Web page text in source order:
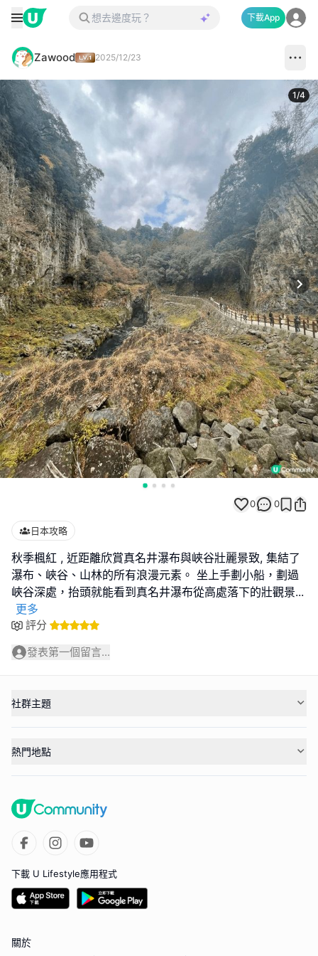
下載App
Zawood 2025/12/23
1/4
0 0
日本攻略
秋季楓紅 , 近距離欣賞真名井瀑布與峽谷壯麗景致, 集結了
瀑布、峽谷、山林的所有浪漫元素。 坐上手劃小船，劃過
峽谷深處，抬頭就能看到真名井瀑布從高處落下的壯觀景...
更多
評分
發表第一個留言...
社群主題
熱門地點
下載 U Lifestyle應用程式
關於